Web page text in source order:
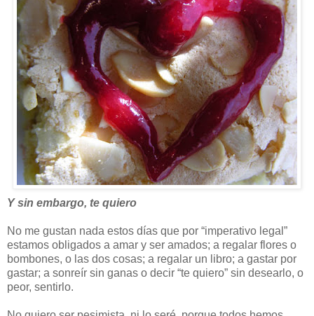
Y sin embargo, te quiero
No me gustan nada estos días que por “imperativo legal”
estamos obligados a amar y ser amados; a regalar flores o
bombones, o las dos cosas; a regalar un libro; a gastar por
gastar; a sonreír sin ganas o decir “te quiero” sin desearlo, o
peor, sentirlo.